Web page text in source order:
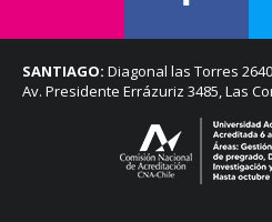
SANTIAGO: Diagonal las Torres
Av. Presidente Errázuriz 3485, Las